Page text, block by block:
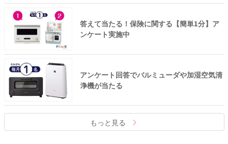
答えて当たる！保険に関する【簡単1分】ア
ンケート実施中
アンケート回答でバルミューダや加湿空気清
浄機が当たる
もっと見る